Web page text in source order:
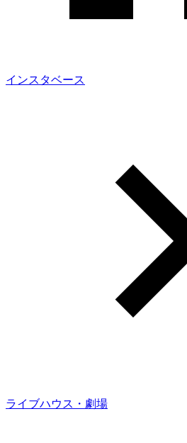
インスタベース
ライブハウス・劇場